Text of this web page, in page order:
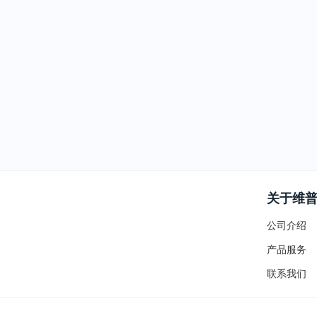
关于维普
公司介绍
产品服务
联系我们